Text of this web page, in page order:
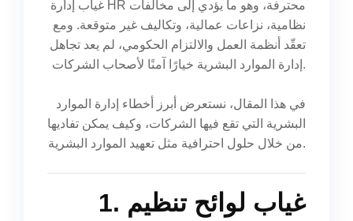
غياب إدارة HR محترفة، وهو ما يؤدي إلى مخالفات
نظامية، نزاعات عمالية، وتكاليف غير متوقعة. ومع
تعقّد أنظمة العمل والالتزام الحكومي، لم يعد تجاهل
إدارة الموارد البشرية خيارًا آمنًا لأصحاب الشركات.
في هذا المقال، نستعرض أبرز أخطاء إدارة الموارد
البشرية التي تقع فيها الشركات، وكيف يمكن تفاديها
من خلال حلول احترافية مثل تعهيد الموارد البشرية.
1. غياب لوائح تنظيم